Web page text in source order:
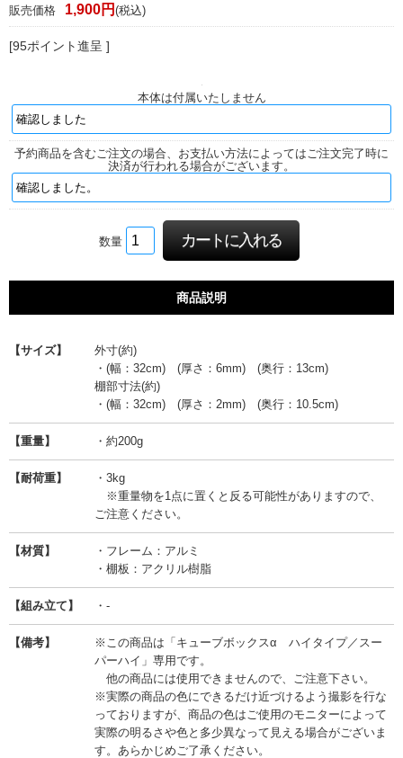
販売価格 1,900円 (税込)
[95ポイント進呈 ]
本体は付属いたしません
予約商品を含むご注文の場合、お支払い方法によってはご注文完了時に
決済が行われる場合がございます。
数量
商品説明
【サイズ】
外寸(約)
・(幅：32cm) (厚さ：6mm) (奥行：13cm)
棚部寸法(約)
・(幅：32cm) (厚さ：2mm) (奥行：10.5cm)
【重量】 ・約200g
【耐荷重】
・3kg
※重量物を1点に置くと反る可能性がありますので、
ご注意ください。
【材質】
・フレーム：アルミ
・棚板：アクリル樹脂
【組み立て】 ・-
【備考】
※この商品は「キューブボックスα ハイタイプ／スー
パーハイ」専用です。
他の商品には使用できませんので、ご注意下さい。
※実際の商品の色にできるだけ近づけるよう撮影を行な
っておりますが、商品の色はご使用のモニターによって
実際の明るさや色と多少異なって見える場合がございま
す。あらかじめご了承ください。